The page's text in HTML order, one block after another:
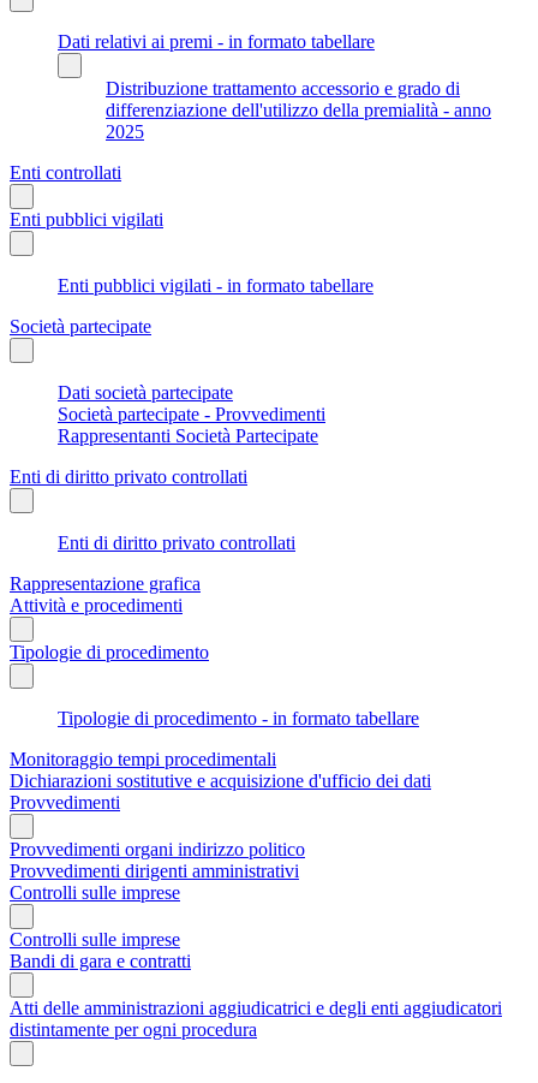
Dati relativi ai premi - in formato tabellare
Distribuzione trattamento accessorio e grado di
differenziazione dell'utilizzo della premialità - anno
2025
Enti controllati
Enti pubblici vigilati
Enti pubblici vigilati - in formato tabellare
Società partecipate
Dati società partecipate
Società partecipate - Provvedimenti
Rappresentanti Società Partecipate
Enti di diritto privato controllati
Enti di diritto privato controllati
Rappresentazione grafica
Attività e procedimenti
Tipologie di procedimento
Tipologie di procedimento - in formato tabellare
Monitoraggio tempi procedimentali
Dichiarazioni sostitutive e acquisizione d'ufficio dei dati
Provvedimenti
Provvedimenti organi indirizzo politico
Provvedimenti dirigenti amministrativi
Controlli sulle imprese
Controlli sulle imprese
Bandi di gara e contratti
Atti delle amministrazioni aggiudicatrici e degli enti aggiudicatori
distintamente per ogni procedura